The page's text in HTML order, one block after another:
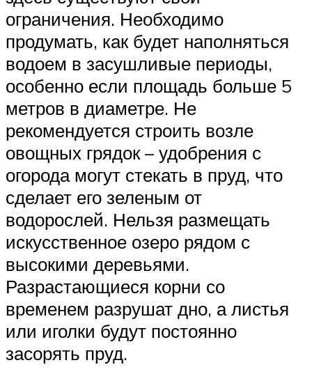
ограничения. Необходимо
продумать, как будет наполняться
водоем в засушливые периоды,
особенно если площадь больше 5
метров в диаметре. Не
рекомендуется строить возле
овощных грядок – удобрения с
огорода могут стекать в пруд, что
сделает его зеленым от
водорослей. Нельзя размещать
искусственное озеро рядом с
высокими деревьями.
Разрастающиеся корни со
временем разрушат дно, а листья
или иголки будут постоянно
засорять пруд.